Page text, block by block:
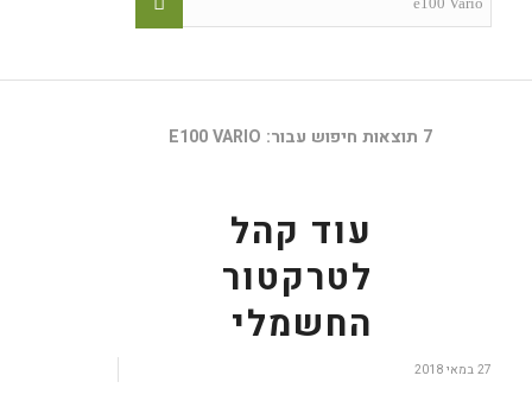
7 תוצאות חיפוש עבור: E100 VARIO
עוד קהל
לטרקטור
החשמלי
27 במאי 2018